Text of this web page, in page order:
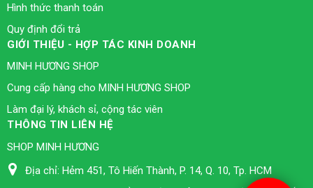
Hình thức thanh toán
Quy định đổi trả
GIỚI THIỆU - HỢP TÁC KINH DOANH
MINH HƯƠNG SHOP
Cung cấp hàng cho MINH HƯƠNG SHOP
Làm đại lý, khách sỉ, cộng tác viên
THÔNG TIN LIÊN HỆ
SHOP MINH HƯƠNG
Địa chỉ: Hẻm 451, Tô Hiến Thành, P. 14, Q. 10, Tp. HCM